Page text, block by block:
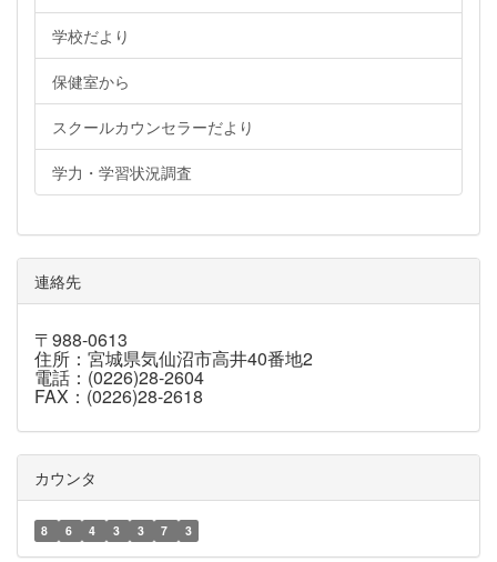
学校だより
保健室から
スクールカウンセラーだより
学力・学習状況調査
連絡先
〒988-0613
住所：宮城県気仙沼市高井40番地2
電話：(0226)28-2604
FAX：(0226)28-2618
カウンタ
8 6 4 3 3 7 3